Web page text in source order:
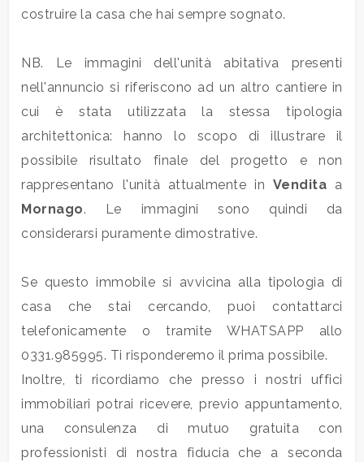
costruire la casa che hai sempre sognato.
NB. Le immagini dell'unità abitativa presenti
nell'annuncio si riferiscono ad un altro cantiere in
cui è stata utilizzata la stessa tipologia
architettonica: hanno lo scopo di illustrare il
possibile risultato finale del progetto e non
rappresentano l'unità attualmente in Vendita a
Mornago. Le immagini sono quindi da
considerarsi puramente dimostrative.
Se questo immobile si avvicina alla tipologia di
casa che stai cercando, puoi contattarci
telefonicamente o tramite WHATSAPP allo
0331.985995. Ti risponderemo il prima possibile.
Inoltre, ti ricordiamo che presso i nostri uffici
immobiliari potrai ricevere, previo appuntamento,
una consulenza di mutuo gratuita con
professionisti di nostra fiducia che a seconda
Qualsiasi
1
2
3
Altre
opzioni
-